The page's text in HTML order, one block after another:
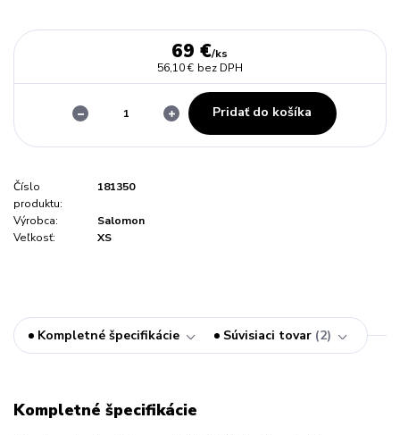
69 €/ks
56,10 € bez DPH
Pridať do košíka
Číslo
produktu:
181350
Výrobca:
Salomon
Veľkosť:
XS
Kompletné špecifikácie Súvisiaci tovar 2
Kompletné špecifikácie